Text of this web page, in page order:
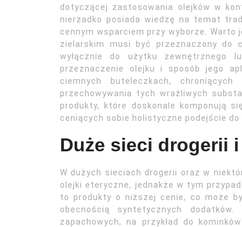
dotyczącej zastosowania olejków w
nierzadko posiada wiedzę na temat
cennym wsparciem przy wyborze. Warto
zielarskim musi być przeznaczony do
wyłącznie do użytku zewnętrznego
przeznaczenie olejku i sposób jego
ciemnych buteleczkach,
przechowywania tych wrażliwych
produkty, które doskonale komponują
ceniących sobie holistyczne podejście do
Duże sieci drogerii
W dużych sieciach drogerii oraz w
olejki eteryczne, jednakże w tym
to produkty o niższej cenie, co może
obecnością syntetycznych
zapachowych, na przykład do